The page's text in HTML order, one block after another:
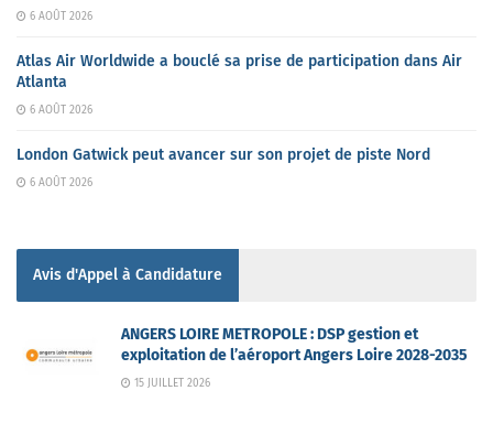
6 AOÛT 2026
Atlas Air Worldwide a bouclé sa prise de participation dans Air
Atlanta
6 AOÛT 2026
London Gatwick peut avancer sur son projet de piste Nord
6 AOÛT 2026
Avis d'Appel à Candidature
ANGERS LOIRE METROPOLE : DSP gestion et
exploitation de l’aéroport Angers Loire 2028-2035
15 JUILLET 2026